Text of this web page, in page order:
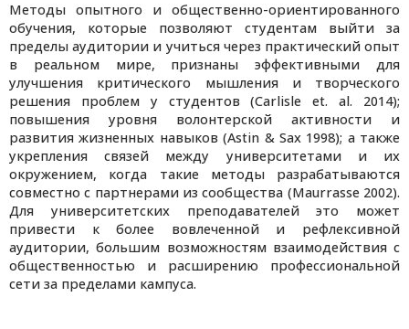
Методы опытного и общественно-ориентированного
обучения, которые позволяют студентам выйти за
пределы аудитории и учиться через практический опыт
в реальном мире, признаны эффективными для
улучшения критического мышления и творческого
решения проблем у студентов (Carlisle et. al. 2014);
повышения уровня волонтерской активности и
развития жизненных навыков (Astin & Sax 1998); а также
укрепления связей между университетами и их
окружением, когда такие методы разрабатываются
совместно с партнерами из сообщества (Maurrasse 2002).
Для университетских преподавателей это может
привести к более вовлеченной и рефлексивной
аудитории, большим возможностям взаимодействия с
общественностью и расширению профессиональной
сети за пределами кампуса.